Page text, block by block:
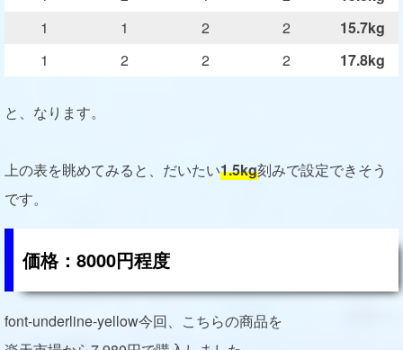
1
1 2 2
15.7kg
1
2 2 2 17.8kg
と、なります。
上の表を眺めてみると、だいたい1.5kg刻みで設定できそう
です。
価格：8000円程度
font-underline-yellow今回、こちらの商品を